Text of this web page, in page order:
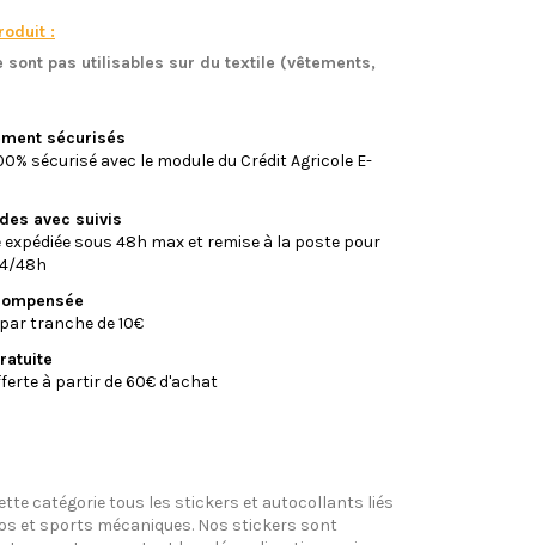
:
sont pas utilisables sur du textile (vêtements,
sécurisés
sécurisé avec le module du Crédit Agricole E-
avec suivis
sous 48h max et remise à la poste pour
48h
tranche de 10€
à partir de 60€ d'achat
catégorie tous les stickers et autocollants liés
et sports mécaniques. Nos stickers sont